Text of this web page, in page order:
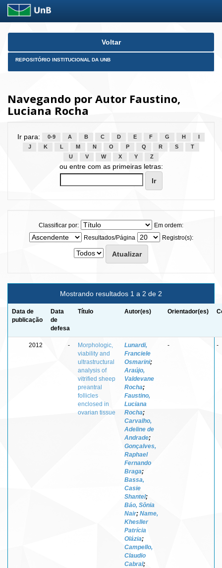
Skip
Voltar
REPOSITÓRIO INSTITUCIONAL DA UNB
Navegando por Autor Faustino,
Luciana Rocha
Ir para: 0-9 A B C D E F G H
J
K L M N O P Q R S
T
U
V W X Y Z
ou entre com as primeiras letras:
Classificar por:
Em ordem:
Resultados/Página
Registro(s):
Mostrando resultados 1 a 2 de 2
Data de
publicação
Data
de
defesa
Título Autor(es) Orientador(es)
2012 -
Morphologic,
viability and
ultrastructural
analysis of
vitrified sheep
preantral
follicles
enclosed in
ovarian tissue
Lunardi,
Franciele
Osmarini;
Araújo,
Valdevane
Rocha;
Faustino,
Luciana
Rocha;
Carvalho,
Adeline de
Andrade;
Gonçalves,
Raphael
Fernando
Braga;
Bassa,
Casie
Shantel;
Báo, Sônia
Nair; Name,
Khesller
Patrícia
Olázia;
Campello,
Claudio
Cabral;
- -